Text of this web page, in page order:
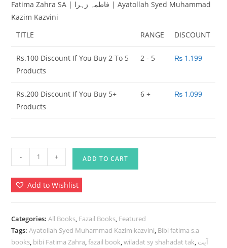
Fatima Zahra SA | فاطمہ زہرا | Ayatollah Syed Muhammad
Kazim Kazvini
TITLE
RANGE DISCOUNT
Rs.100 Discount If You Buy 2 To 5
Products
2 - 5 ₨ 1,199
Rs.200 Discount If You Buy 5+
Products
6 + ₨ 1,099
Zahra
SA
|
زہرا
|
Ayatollah
- + ADD TO CART
Add to Wishlist
Categories:All Books, Fazail Books, Featured
Tags:Ayatollah Syed Muhammad Kazim kazvini, Bibi fatima s.a
books, bibi Fatima Zahra,fazail book,wiladat sy shahadat tak, آیت